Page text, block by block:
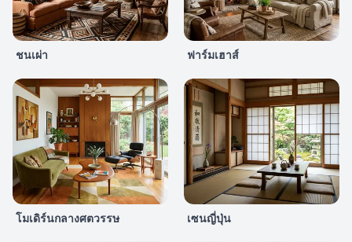
ชนเผ่า ฟาร์มเฮาส์
โมเดิร์นกลางศตวรรษ เซนญี่ปุ่น